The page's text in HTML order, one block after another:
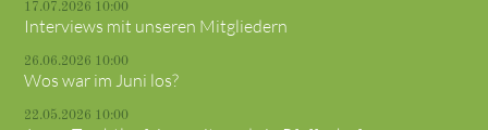
17.07.2026 10:00
Interviews mit unseren Mitgliedern
26.06.2026 10:00
Wos war im Juni los?
22.05.2026 10:00